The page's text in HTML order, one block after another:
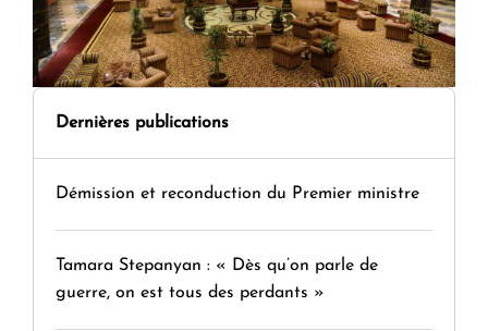
Dernières publications
Démission et reconduction du Premier ministre
Tamara Stepanyan : « Dès qu’on parle de
guerre, on est tous des perdants »